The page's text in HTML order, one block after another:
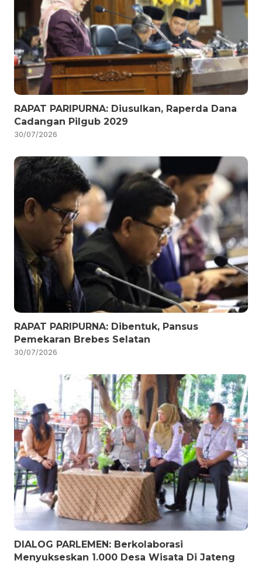
RAPAT PARIPURNA: Diusulkan, Raperda Dana
Cadangan Pilgub 2029
30/07/2026
RAPAT PARIPURNA: Dibentuk, Pansus
Pemekaran Brebes Selatan
30/07/2026
DIALOG PARLEMEN: Berkolaborasi
Menyukseskan 1.000 Desa Wisata Di Jateng